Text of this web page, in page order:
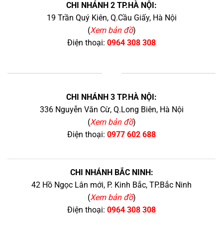
CHI NHÁNH 2 TP.HÀ NỘI:
19 Trần Quý Kiên, Q.Cầu Giấy, Hà Nội
(Xem bản đồ)
Điện thoại: 0964 308 308
CHI NHÁNH 3 TP.HÀ NỘI:
336 Nguyễn Văn Cừ, Q.Long Biên, Hà Nội
(Xem bản đồ)
Điện thoại: 0977 602 688
CHI NHÁNH BẮC NINH:
42 Hồ Ngọc Lân mới, P. Kinh Bắc, TP.Bắc Ninh
(Xem bản đồ)
Điện thoại: 0964 308 308